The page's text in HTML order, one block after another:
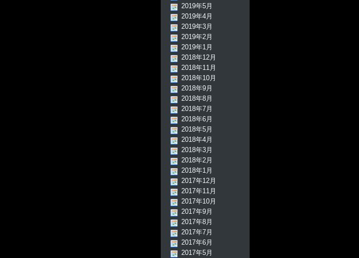
2019年5月
2019年4月
2019年3月
2019年2月
2019年1月
2018年12月
2018年11月
2018年10月
2018年9月
2018年8月
2018年7月
2018年6月
2018年5月
2018年4月
2018年3月
2018年2月
2018年1月
2017年12月
2017年11月
2017年10月
2017年9月
2017年8月
2017年7月
2017年6月
2017年5月